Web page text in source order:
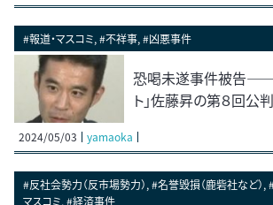
#報道・マスコミ, #不祥事, #凶悪事件
恐喝未遂事件被告――
ト」佐藤昇の第８回公判
2024/05/03 yamaoka
#反社会勢力（反市場勢力）, #名誉毀損（鹿砦社など）,
マスコミ, #経済事件